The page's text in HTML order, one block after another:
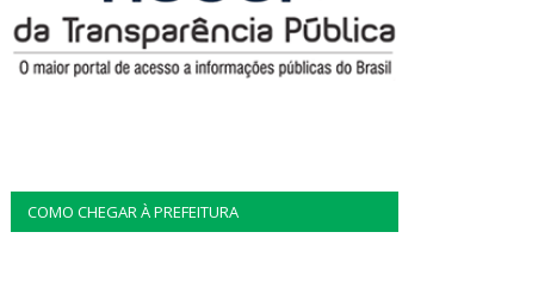
COMO CHEGAR À PREFEITURA